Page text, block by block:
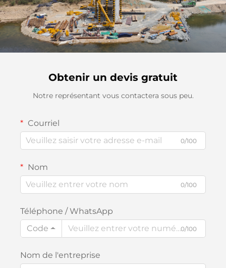
Obtenir un devis gratuit
Notre représentant vous contactera sous peu.
Courriel
0/100
Nom
0/100
Téléphone / WhatsApp
Code
0/100
Nom de l'entreprise